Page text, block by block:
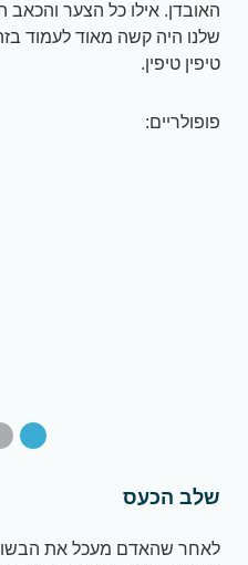
האובדן. אילו כל הצער
שלנו היה קשה מאוד לעמוד
טיפין טיפין.
פופולריים:
שלב הכעס
לאחר שהאדם מעכל את